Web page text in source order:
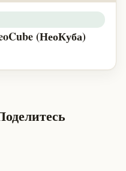
(НеоКуба)